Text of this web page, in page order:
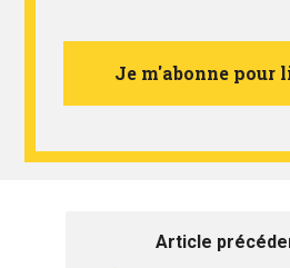
Je m'abonne pour
Article